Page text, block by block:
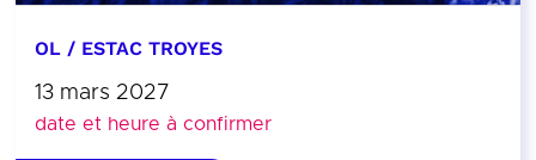
OL / ESTAC TROYES
13 mars 2027
date et heure à confirmer